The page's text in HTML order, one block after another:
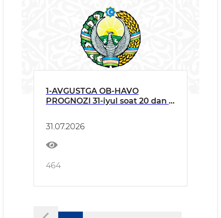
1-AVGUSTGA OB-HAVO
PROGNOZI 31-iyul soat 20 dan 1-
31.07.2026
464